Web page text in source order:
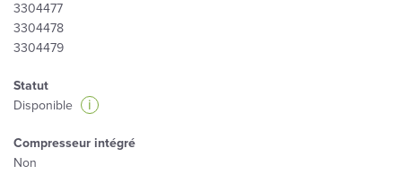
3304477
3304478
3304479
Statut
Disponible
i
Compresseur intégré
Non